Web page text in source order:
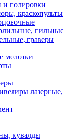
полировки
краскопульты
пильные
граверы
молотки
лазерные,
кувалды